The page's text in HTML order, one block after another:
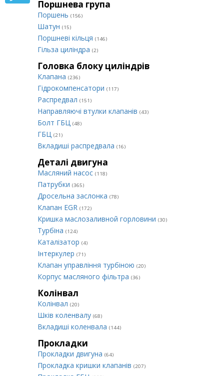
Поршнева група
Поршень (156)
Шатун (15)
Поршневі кільця (146)
Гільза циліндра (2)
Головка блоку циліндрів
Клапана (236)
Гідрокомпенсатори (117)
Распредвал (151)
Направляючі втулки клапанів (43)
Болт ГБЦ (48)
ГБЦ (21)
Вкладиші распредвала (16)
Деталі двигуна
Масляний насос (118)
Патрубки (365)
Дросельна заслонка (78)
Клапан EGR (172)
Кришка маслозаливной горловини (30)
Турбіна (124)
Каталізатор (4)
Інтеркулер (71)
Клапан управління турбіною (20)
Корпус масляного фільтра (36)
Колінвал
Колінвал (20)
Шків коленвалу (68)
Вкладиші коленвала (144)
Прокладки
Прокладки двигуна (64)
Прокладка кришки клапанів (207)